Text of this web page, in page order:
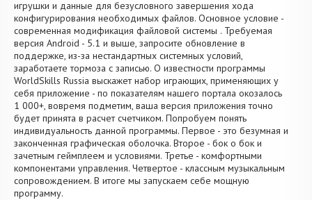
игрушки и данные для безусловного завершения хода
конфигурирования необходимых файлов. Основное условие -
современная модификация файловой системы . Требуемая
версия Android - 5.1 и выше, запросите обновление в
поддержке, из-за нестандартных системных условий,
заработаете тормоза с записью. О известности программы
WorldSkills Russia выскажет набор играющих, применяющих у
себя приложение - по показателям нашего портала окозалось
1 000+, вовремя подметим, ваша версия приложения точно
будет принята в расчет счетчиком. Попробуем понять
индивидуальность данной программы. Первое - это безумная и
законченная графическая оболочка. Второе - бок о бок и
зачетным геймплеем и условиями. Третье - комфортными
компонентами управления. Четвертое - классным музыкальным
сопровождением. В итоге мы запускаем себе мощную
программу.